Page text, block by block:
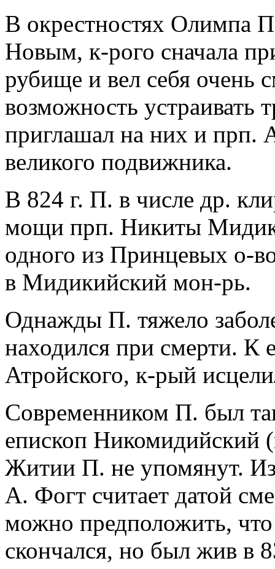
В окрестностях Олимпа
Новым, к-рого сначала
рубище и вел себя очень
возможность устраивать
приглашал на них и прп.
великого подвижника.
В 824 г. П. в числе др.
мощи прп. Никиты
одного из Принцевых о-
в Мидикийский мон-рь.
Однажды П. тяжело
находился при смерти. К
Атройского, к-рый
Современником П. был
епископ Никомидийский
Житии П. не упомянут.
А. Фогт считает датой
можно предположить,
скончался, но был жив в